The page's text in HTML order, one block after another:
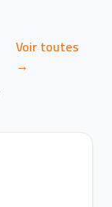
Voir toutes
→